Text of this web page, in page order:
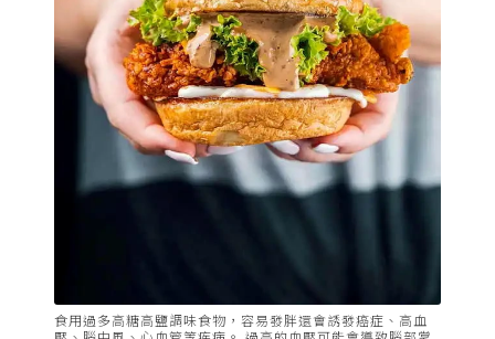
食用過多高糖高鹽調味食物，容易發胖還會誘發癌症、高血